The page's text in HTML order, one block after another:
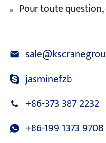
Pour toute
jasminefzb
+86-373 387 2232
+86-199 1373 9708